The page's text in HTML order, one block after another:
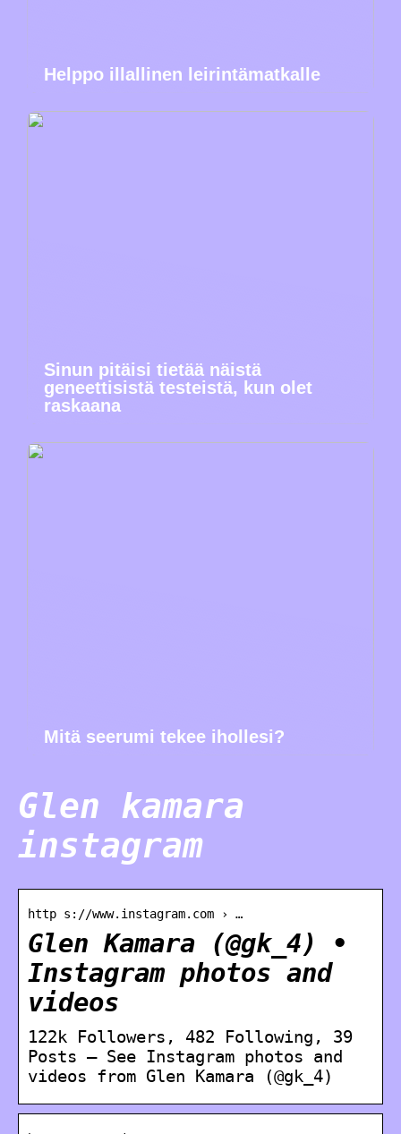
Helppo illallinen leirintämatkalle
Sinun pitäisi tietää näistä
geneettisistä testeistä, kun olet
raskaana
Mitä seerumi tekee ihollesi?
Glen kamara
instagram
http s://www.instagram.com › …
Glen Kamara (@gk_4) •
Instagram photos and
videos
122k Followers, 482 Following, 39
Posts – See Instagram photos and
videos from Glen Kamara (@gk_4)